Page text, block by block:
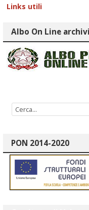
Links utili
Albo On Line
PON 2014-2020